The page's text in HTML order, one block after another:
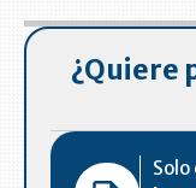
¿Quiere
Solo